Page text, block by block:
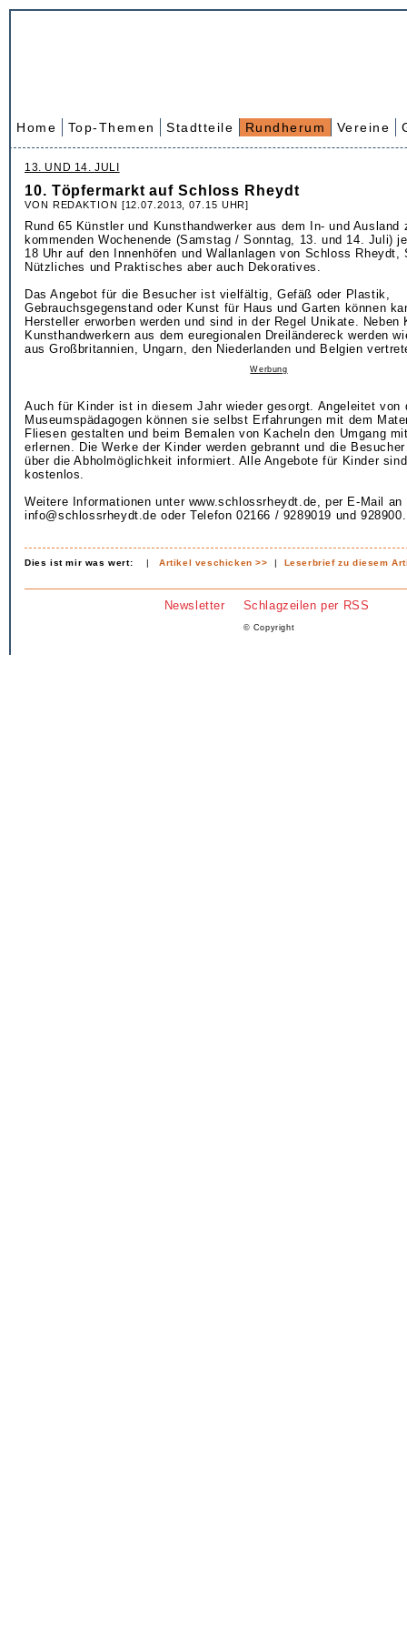
Home Top-Themen Stadtteile Rundherum Vereine
13. UND 14. JULI
10. Töpfermarkt auf Schloss Rheydt
VON REDAKTION [12.07.2013, 07.15 UHR]
Rund 65 Künstler und Kunsthandwerker aus dem In- und Ausland
kommenden Wochenende (Samstag / Sonntag, 13. und 14. Juli)
18 Uhr auf den Innenhöfen und Wallanlagen von Schloss Rheydt,
Nützliches und Praktisches aber auch Dekoratives.
Das Angebot für die Besucher ist vielfältig, Gefäß oder Plastik,
Gebrauchsgegenstand oder Kunst für Haus und Garten können
Hersteller erworben werden und sind in der Regel Unikate. Neben
Kunsthandwerkern aus dem euregionalen Dreiländereck werden
aus Großbritannien, Ungarn, den Niederlanden und Belgien
Werbung
Auch für Kinder ist in diesem Jahr wieder gesorgt. Angeleitet von
Museumspädagogen können sie selbst Erfahrungen mit dem
Fliesen gestalten und beim Bemalen von Kacheln den Umgang
erlernen. Die Werke der Kinder werden gebrannt und die
über die Abholmöglichkeit informiert. Alle Angebote für Kinder
kostenlos.
Weitere Informationen unter www.schlossrheydt.de, per E-Mail an
info@schlossrheydt.de oder Telefon 02166 / 9289019 und 928900.
Dies ist mir was wert: |Artikel veschicken >> | Leserbrief zu diesem
Newsletter Schlagzeilen per RSS
© Copyright